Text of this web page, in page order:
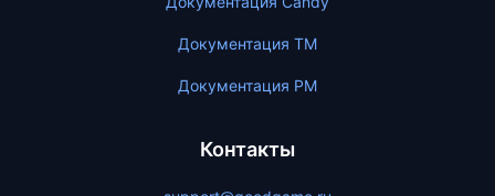
Документация ТМ
Документация PM
Контакты